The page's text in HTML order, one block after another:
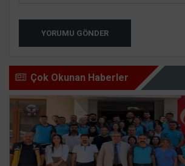
YORUMU GÖNDER
Çok Okunan Haberler